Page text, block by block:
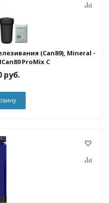
(Can89), Mineral -
ProMix C
руб.